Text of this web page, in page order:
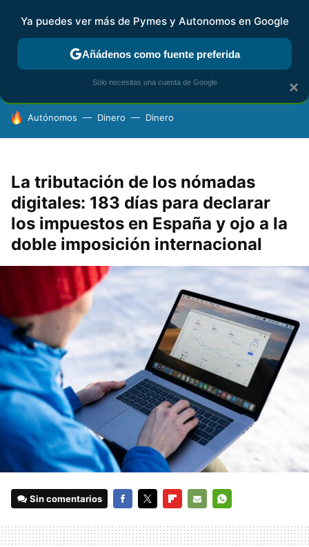
FISCALIDAD Y CONTABILIDAD KIT DIGITAL RENTA
HOY SE HABLA DE
Autónomos Dinero Dinero
La tributación de los nómadas
digitales: 183 días para declarar
los impuestos en España y ojo a la
doble imposición internacional
Sin comentarios
MAIL
×
Ya puedes ver más de Pymes y Autonomos en Google
Añádenos como fuente preferida
Solo necesitas una cuenta de Google